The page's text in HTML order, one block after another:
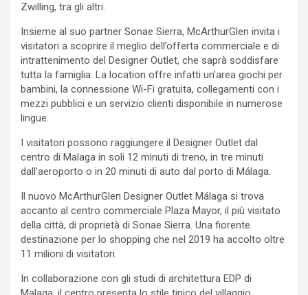
Zwilling, tra gli altri.
Insieme al suo partner Sonae Sierra, McArthurGlen invita i
visitatori a scoprire il meglio dell’offerta commerciale e di
intrattenimento del Designer Outlet, che saprà soddisfare
tutta la famiglia. La location offre infatti un’area giochi per
bambini, la connessione Wi-Fi gratuita, collegamenti con i
mezzi pubblici e un servizio clienti disponibile in numerose
lingue.
I visitatori possono raggiungere il Designer Outlet dal
centro di Malaga in soli 12 minuti di treno, in tre minuti
dall’aeroporto o in 20 minuti di auto dal porto di Málaga.
Il nuovo McArthurGlen Designer Outlet Málaga si trova
accanto al centro commerciale Plaza Mayor, il più visitato
della città, di proprietà di Sonae Sierra. Una fiorente
destinazione per lo shopping che nel 2019 ha accolto oltre
11 milioni di visitatori.
In collaborazione con gli studi di architettura EDP di